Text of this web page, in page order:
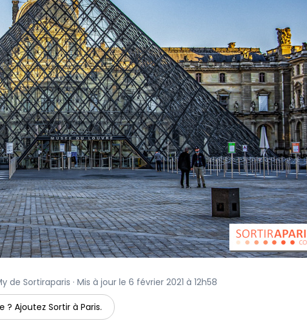
de Sortiraparis · Mis à jour le 6 février 2021 à 12h58
Ajoutez Sortir à Paris.